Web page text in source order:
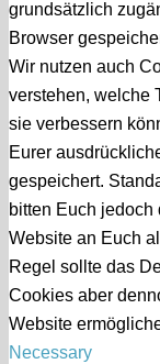
grundsätzlich
Browser
Wir nutzen auch
verstehen, welche
sie verbessern
Eurer
gespeichert.
bitten Euch
Website an Euch
Regel sollte das
Cookies aber
Website
Necessary